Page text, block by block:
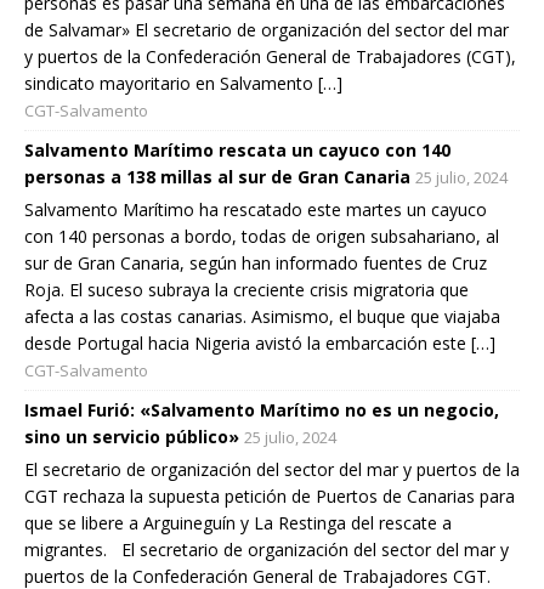
de Salvamar» El secretario de organización del sector del mar
y puertos de la Confederación General de Trabajadores (CGT),
sindicato mayoritario en Salvamento […]
CGT-Salvamento
Salvamento Marítimo rescata un cayuco con 140
personas a 138 millas al sur de Gran Canaria 25 julio, 2024
Salvamento Marítimo ha rescatado este martes un cayuco
con 140 personas a bordo, todas de origen subsahariano, al
sur de Gran Canaria, según han informado fuentes de Cruz
Roja. El suceso subraya la creciente crisis migratoria que
afecta a las costas canarias. Asimismo, el buque que viajaba
desde Portugal hacia Nigeria avistó la embarcación este […]
CGT-Salvamento
Ismael Furió: «Salvamento Marítimo no es un negocio,
sino un servicio público» 25 julio, 2024
El secretario de organización del sector del mar y puertos de la
CGT rechaza la supuesta petición de Puertos de Canarias para
que se libere a Arguineguín y La Restinga del rescate a
migrantes. El secretario de organización del sector del mar y
puertos de la Confederación General de Trabajadores CGT.